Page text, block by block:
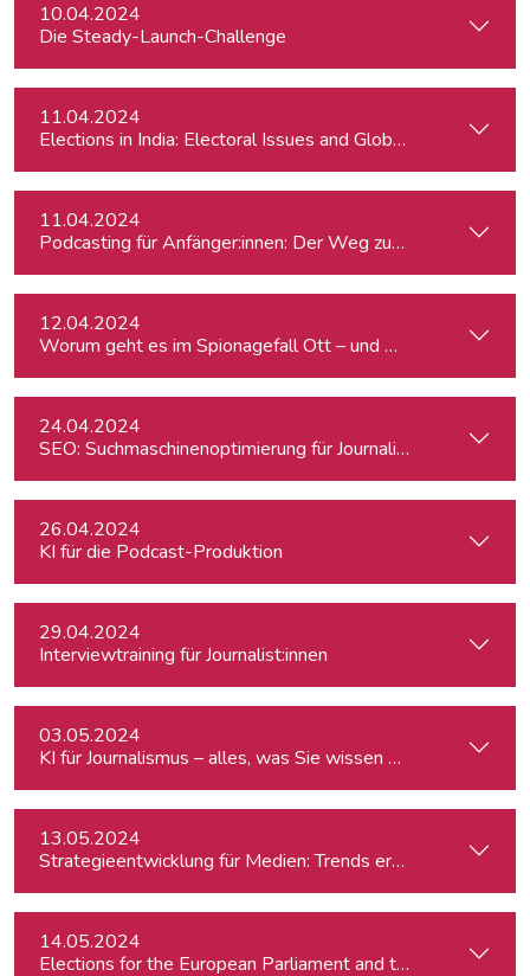
10.04.2024
Die Steady-Launch-Challenge
11.04.2024
Elections in India: Electoral Issues and Global Ambitions
11.04.2024
Podcasting für Anfänger:innen: Der Weg zum eigenen
12.04.2024
Worum geht es im Spionagefall Ott – und wie reagiert die
24.04.2024
SEO: Suchmaschinenoptimierung für Journalist:innen
26.04.2024
KI für die Podcast-Produktion
29.04.2024
Interviewtraining für Journalist:innen
03.05.2024
KI für Journalismus – alles, was Sie wissen müssen
13.05.2024
Strategieentwicklung für Medien: Trends erkennen &
14.05.2024